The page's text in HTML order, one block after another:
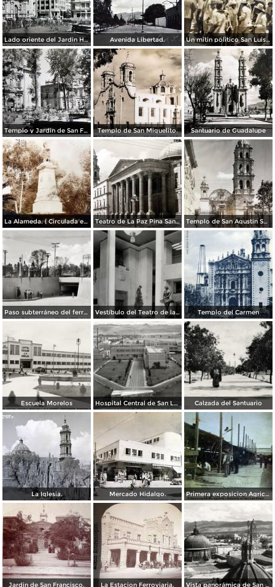
Lado oriente del Jardin Hidalgo. ( Circulada el 12 de Julio de 1957 ). Avenida Libertad. Un mitin politico San Luis Potosí 8 de Mayo de 1921
Templo y Jardin de San Francisco. Templo de San Miguelito. Santuario de Guadalupe
La Alameda. ( Circulada el 11 de Septiembre de 1923 ). Teatro de La Paz Pina San Luis Potosí. Templo de San Agustin San Luis Potosí
Paso subterráneo del ferrocarril Vestíbulo del Teatro de la Paz Templo del Carmen
Escuela Morelos Hospital Central de San Luis Potosí Calzada del Santuario
La Iglesia. Mercado Hidalgo. Primera exposicion Agricola e Industria en San Luis Potosi 15 de Septiembrede1906
Jardin de San Francisco. La Estacion Ferroviaria. Vista panorámica de San Luis Potosí